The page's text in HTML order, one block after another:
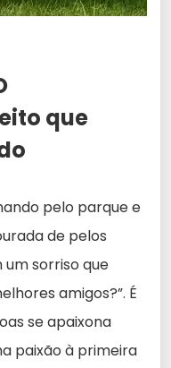
que
pelo parque e
de pelos
sorriso que
amigos?”. É
se apaixona
paixão à primeira